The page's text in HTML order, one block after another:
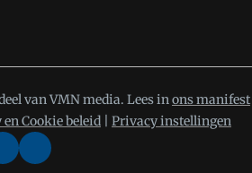
van VMN media. Lees inons manifest
Cookie beleid Privacy instellingen